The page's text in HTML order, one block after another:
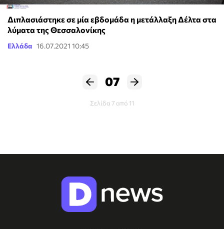
Διπλασιάστηκε σε μία εβδομάδα η μετάλλαξη Δέλτα στα
λύματα της Θεσσαλονίκης
Ελλάδα 16.07.2021 10:45
07
Σελίδα 7 από 11